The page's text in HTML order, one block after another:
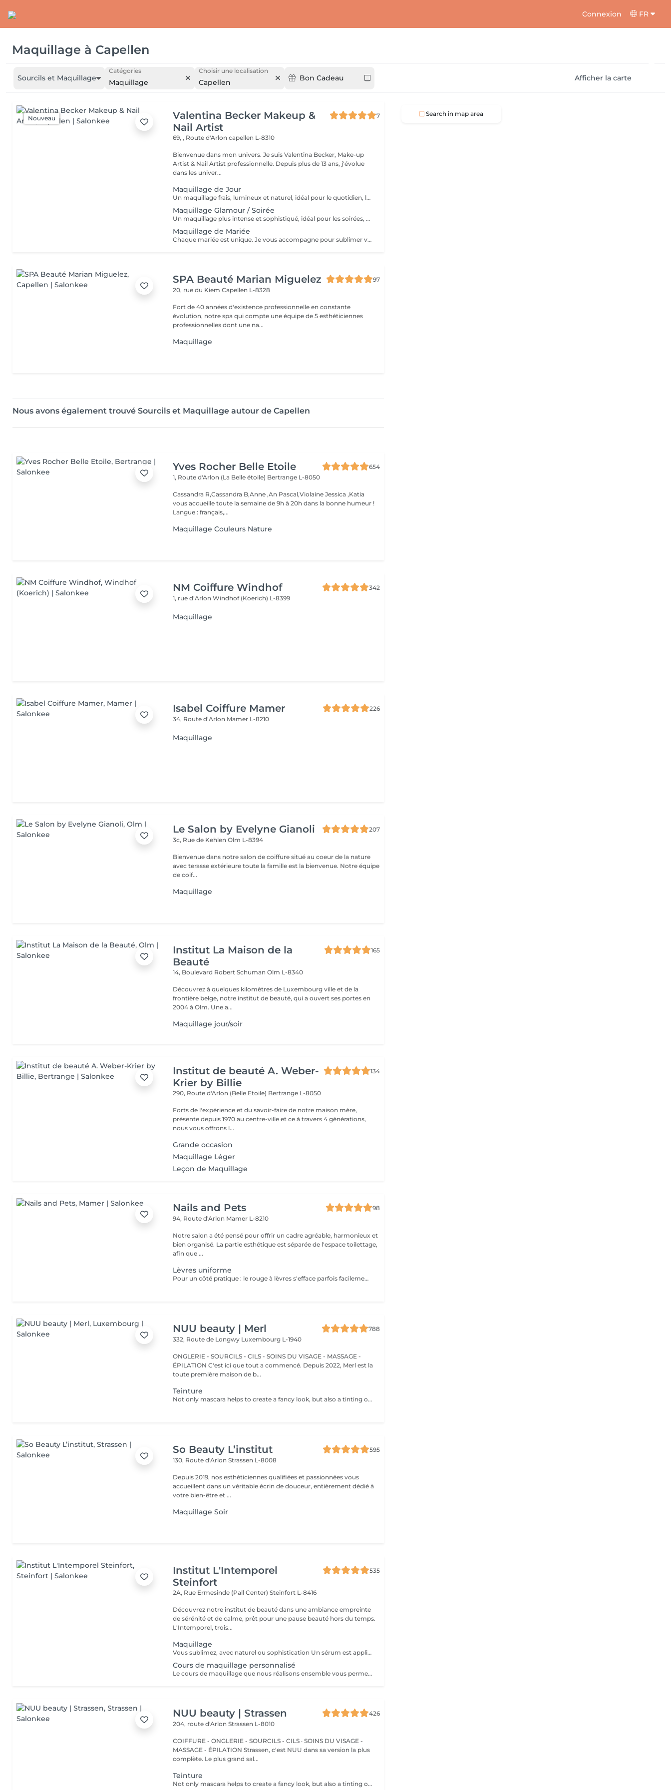
Connexion FR
Maquillage à Capellen
Sourcils et Maquillage
Catégories
Maquillage
Choisir une localisation
Capellen Bon Cadeau Afficher la carte
Nouveau
Valentina Becker Makeup &
Nail Artist
7
69, , Route d'Arloncapellen L-8310
Bienvenue dans mon univers. Je suis Valentina Becker, Make-up
Artist & Nail Artist professionnelle. Depuis plus de 13 ans, j'évolue
dans les univer...
Maquillage de Jour
Un maquillage frais, lumineux et naturel, idéal pour le quotidien, le travail, un rendez-vous ou un événement en journée. Il met en valeur vos traits tout en restant discret.
Maquillage Glamour / Soirée
Un maquillage plus intense et sophistiqué, idéal pour les soirées, événements, fêtes ou occasions spéciales. Les yeux et/ou les lèvres sont davantage mis en valeur pour un résultat élégant et longue tenue.
Maquillage de Mariée
Chaque mariée est unique. Je vous accompagne pour sublimer votre beauté le jour J avec une prestation sur mesure, adaptée à votre style, votre peau et vos envies. Demande de devis personnalisée.
SPA Beauté Marian Miguelez
97
20, rue du KiemCapellen L-8328
Fort de 40 années d'existence professionnelle en constante
évolution, notre spa qui compte une équipe de 5 esthéticiennes
professionnelles dont une na...
Maquillage
Nous avons également trouvé Sourcils et Maquillage autour de Capellen
Yves Rocher Belle Etoile
654
1, Route d'Arlon (La Belle étoile) Bertrange L-8050
Cassandra R,Cassandra B,Anne ,An Pascal,Violaine Jessica ,Katia
vous accueille toute la semaine de 9h à 20h dans la bonne humeur !
Langue : français,...
Maquillage Couleurs Nature
NM Coiffure Windhof
342
1, rue d’ArlonWindhof (Koerich) L-8399
Maquillage
Isabel Coiffure Mamer
226
34, Route d’Arlon Mamer L-8210
Maquillage
Le Salon by Evelyne Gianoli
207
3c, Rue de KehlenOlm L-8394
Bienvenue dans notre salon de coiffure situé au coeur de la nature
avec terasse extérieure toute la famille est la bienvenue. Notre équipe
de coif...
Maquillage
Institut La Maison de la
Beauté
165
14, Boulevard Robert SchumanOlm L-8340
Découvrez à quelques kilomètres de Luxembourg ville et de la
frontière belge, notre institut de beauté, qui a ouvert ses portes en
2004 à Olm. Une a...
Maquillage jour/soir
Institut de beauté A. Weber-
Krier by Billie
134
290, Route d'Arlon (Belle Etoile) Bertrange L-8050
Forts de l'expérience et du savoir-faire de notre maison mère,
présente depuis 1970 au centre-ville et ce à travers 4 générations,
nous vous offrons l...
Grande occasion
Maquillage Léger
Leçon de Maquillage
Nails and Pets
98
94, Route d'Arlon Mamer L-8210
Notre salon a été pensé pour offrir un cadre agréable, harmonieux et
bien organisé. La partie esthétique est séparée de l'espace toilettage,
afin que ...
Lèvres uniforme
Pour un côté pratique : le rouge à lèvres s'efface parfois facilement ou laisse des traces. Pour un côté esthétique (lèvres trop fines, asymétriques etc...) : Le maquillage permanent vous permettra de remodeler vos lèvres. Le maquillage permanent vous permet de dessiner le contour des lèvres ou de faire un remplissage. Ce dernier n'a pas pour but de vous donner l'effet d'un rouge à lèvres mais plutôt de leur redonner une coloration naturelle et du volume.
NUU beauty | Merl
788
332, Route de Longwy Luxembourg L-1940
ONGLERIE - SOURCILS - CILS - SOINS DU VISAGE - MASSAGE -
ÉPILATION C'est ici que tout a commencé. Depuis 2022, Merl est la
toute première maison de b...
Teinture
Not only mascara helps to create a fancy look, but also a tinting of your lashes! How is the lashes tinting done? - lashes are washed - eye cream is applied - the tape and patches are applied - tinting - the tape and patches are removed Age restrictions: recommended to do from 14 years. Post procedure recommendations: do not wet eyelashes 24 hours after the procedure. Frequency: once in 2-3 weeks.
So Beauty L’institut
595
130, Route d'ArlonStrassen L-8008
Depuis 2019, nos esthéticiennes qualifiées et passionnées vous
accueillent dans un véritable écrin de douceur, entièrement dédié à
votre bien-être et ...
Maquillage Soir
Institut L'Intemporel
Steinfort
535
2A, Rue Ermesinde (Pall Center)Steinfort L-8416
Découvrez notre institut de beauté dans une ambiance empreinte
de sérénité et de calme, prêt pour une pause beauté hors du temps.
L'Intemporel, trois...
Maquillage
Vous sublimez, avec naturel ou sophistication Un sérum est appliqué avant le maquillage afin de fixer celui ci Possibilité d'ajouter avant le maquillage de la radio fréquence qui va lisser et défatiguer vos traits pour un rendu encore plus lumineux
Cours de maquillage personnalisé
Le cours de maquillage que nous réalisons ensemble vous permet d'apprendre à réaliser un maquillage complet, naturel ou plus sophistiqué au gré de vos envies et de votre style. Nous essayerons de répondre à toutes vos questions et partagerons nos petits tips de pro ;-)
NUU beauty | Strassen
426
204, route d'ArlonStrassen L-8010
COIFFURE - ONGLERIE - SOURCILS - CILS · SOINS DU VISAGE -
MASSAGE - ÉPILATION Strassen, c'est NUU dans sa version la plus
complète. Le plus grand sal...
Teinture
Not only mascara helps to create a fancy look, but also a tinting of your lashes! How is the lashes tinting done? - lashes are washed - eye cream is applied - the tape and patches are applied - tinting - the tape and patches are removed Age restrictions: recommended to do from 14 years. Post procedure recommendations: do not wet eyelashes 24 hours after the procedure. Frequency: once in 2-3 weeks.
Search in map area